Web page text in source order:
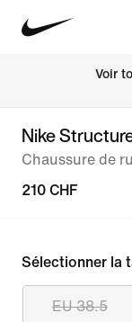
Voir
Nike
Chaussure de
210 CHF
Sélectionner la
EU 38.5